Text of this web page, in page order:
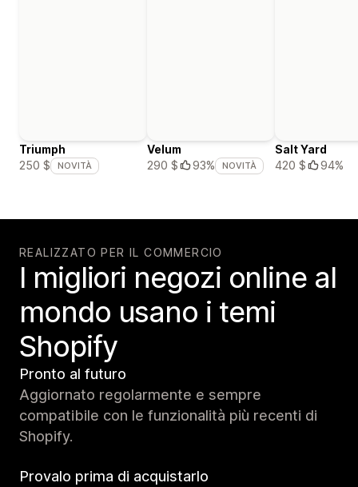
Triumph
250 $
NOVITÀ
Velum
290 $
93% NOVITÀ
Salt Yard
420 $
94%
REALIZZATO PER IL COMMERCIO
I migliori negozi online al
mondo usano i temi
Shopify
Pronto al futuro
Aggiornato regolarmente e sempre
compatibile con le funzionalità più recenti di
Shopify.
Provalo prima di acquistarlo